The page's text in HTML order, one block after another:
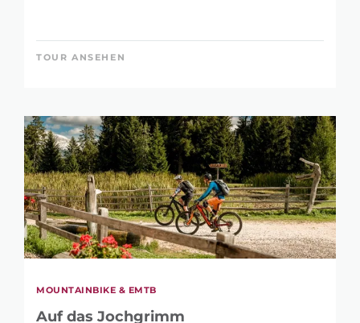
TOUR ANSEHEN
MOUNTAINBIKE & EMTB
Auf das Jochgrimm